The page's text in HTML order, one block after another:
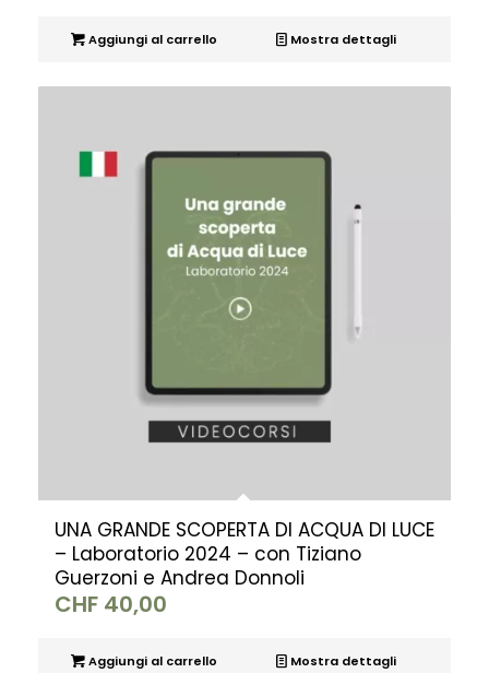
Aggiungi al carrello Mostra dettagli
UNA GRANDE SCOPERTA DI ACQUA DI LUCE
– Laboratorio 2024 – con Tiziano
Guerzoni e Andrea Donnoli
CHF40,00
Aggiungi al carrello Mostra dettagli